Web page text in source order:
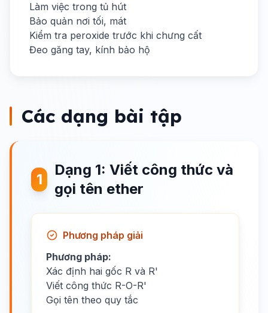
Làm việc trong tủ hút
Bảo quản nơi tối, mát
Kiểm tra peroxide trước khi chưng cất
Đeo găng tay, kính bảo hộ
Các dạng bài tập
1
Dạng 1: Viết công thức và
gọi tên ether
Phương pháp giải
Phương pháp:
Xác định hai gốc R và R'
Viết công thức R-O-R'
Gọi tên theo quy tắc